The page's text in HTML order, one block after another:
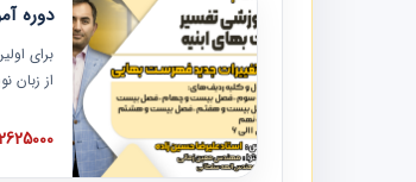
دوره
برای
از
تصویری
فهرست
2625000